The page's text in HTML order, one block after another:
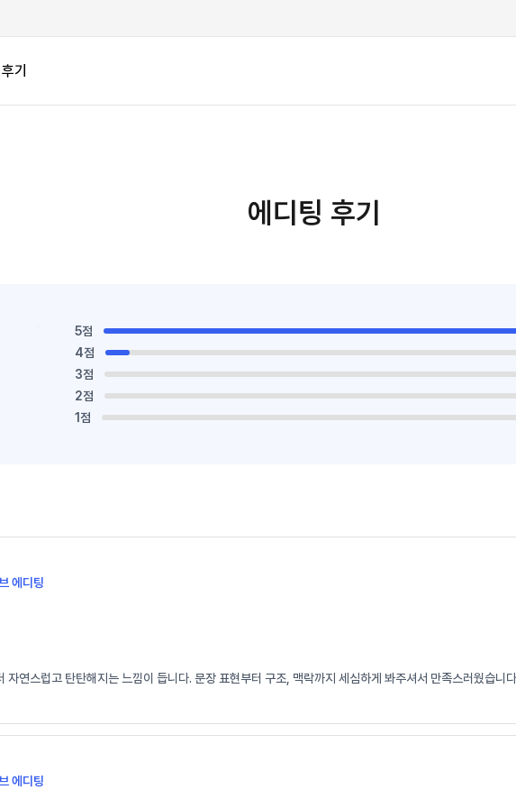
후기
에디팅 후기
5점
4점
3점
2점
1점
에디팅
자연스럽고 탄탄해지는 느낌이 듭니다. 문장 표현부터 구조, 맥락까지 세심하게 봐주셔서 만족스러웠습니
에디팅